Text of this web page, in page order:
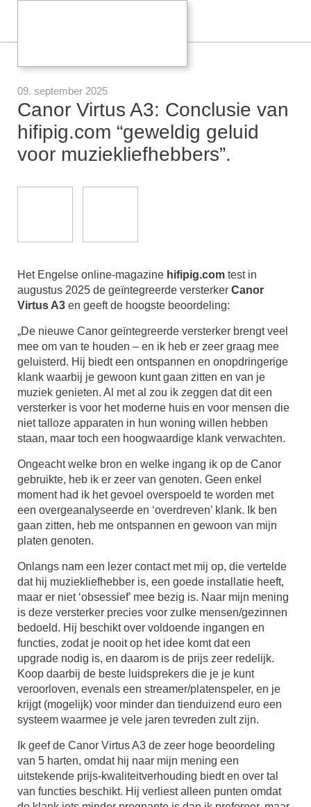
09. september 2025
Canor Virtus A3: Conclusie van
hifipig.com “geweldig geluid
voor muziekliefhebbers”.
Het Engelse online-magazine hifipig.com test in
augustus 2025 de geïntegreerde versterker Canor
Virtus A3 en geeft de hoogste beoordeling:
„De nieuwe Canor geïntegreerde versterker brengt veel
mee om van te houden – en ik heb er zeer graag mee
geluisterd. Hij biedt een ontspannen en onopdringerige
klank waarbij je gewoon kunt gaan zitten en van je
muziek genieten. Al met al zou ik zeggen dat dit een
versterker is voor het moderne huis en voor mensen die
niet talloze apparaten in hun woning willen hebben
staan, maar toch een hoogwaardige klank verwachten.
Ongeacht welke bron en welke ingang ik op de Canor
gebruikte, heb ik er zeer van genoten. Geen enkel
moment had ik het gevoel overspoeld te worden met
een overgeanalyseerde en ‘overdreven’ klank. Ik ben
gaan zitten, heb me ontspannen en gewoon van mijn
platen genoten.
Onlangs nam een lezer contact met mij op, die vertelde
dat hij muziekliefhebber is, een goede installatie heeft,
maar er niet ‘obsessief’ mee bezig is. Naar mijn mening
is deze versterker precies voor zulke mensen/gezinnen
bedoeld. Hij beschikt over voldoende ingangen en
functies, zodat je nooit op het idee komt dat een
upgrade nodig is, en daarom is de prijs zeer redelijk.
Koop daarbij de beste luidsprekers die je je kunt
veroorloven, evenals een streamer/platenspeler, en je
krijgt (mogelijk) voor minder dan tienduizend euro een
systeem waarmee je vele jaren tevreden zult zijn.
Ik geef de Canor Virtus A3 de zeer hoge beoordeling
van 5 harten, omdat hij naar mijn mening een
uitstekende prijs-kwaliteitverhouding biedt en over tal
van functies beschikt. Hij verliest alleen punten omdat